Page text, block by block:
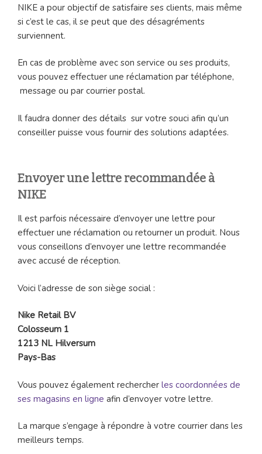
NIKE a pour objectif de satisfaire ses clients, mais même
si c’est le cas, il se peut que des désagréments
surviennent.
En cas de problème avec son service ou ses produits,
vous pouvez effectuer une réclamation par téléphone,
message ou par courrier postal.
Il faudra donner des détails sur votre souci afin qu’un
conseiller puisse vous fournir des solutions adaptées.
Envoyer une lettre recommandée à
NIKE
Il est parfois nécessaire d’envoyer une lettre pour
effectuer une réclamation ou retourner un produit. Nous
vous conseillons d’envoyer une lettre recommandée
avec accusé de réception.
Voici l’adresse de son siège social :
Nike Retail BV
Colosseum 1
1213 NL Hilversum
Pays-Bas
Vous pouvez également rechercher les coordonnées de
ses magasins en ligne afin d’envoyer votre lettre.
La marque s’engage à répondre à votre courrier dans les
meilleurs temps.